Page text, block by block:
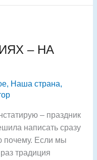
– НА
, Наша страна,
– праздник
написать сразу
почему. Если мы
традиция